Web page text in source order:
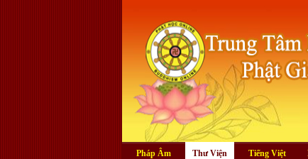
Pháp Âm Thư Viện Tiếng Việt